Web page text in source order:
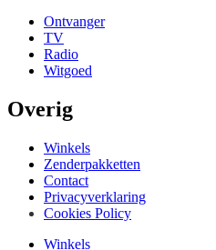
Ontvanger
TV
Radio
Witgoed
Overig
Winkels
Zenderpakketten
Contact
Privacyverklaring
Cookies Policy
Winkels